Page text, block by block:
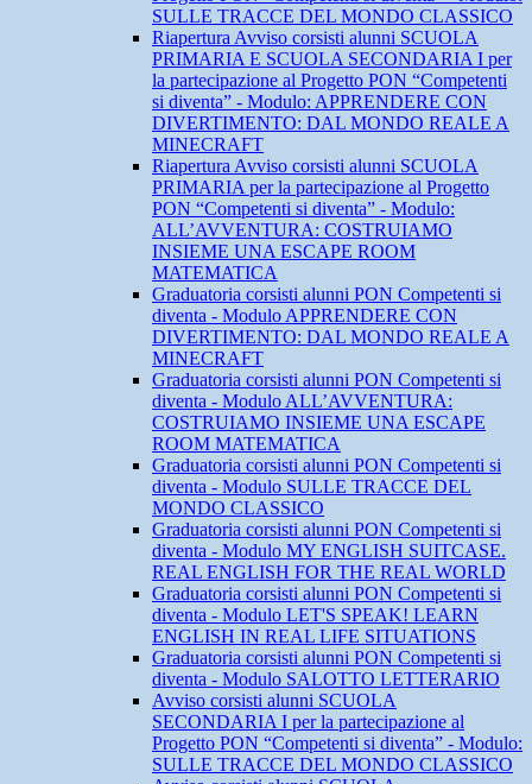
SULLE TRACCE DEL MONDO CLASSICO
Riapertura Avviso corsisti alunni SCUOLA
PRIMARIA E SCUOLA SECONDARIA I per
la partecipazione al Progetto PON “Competenti
si diventa” - Modulo: APPRENDERE CON
DIVERTIMENTO: DAL MONDO REALE A
MINECRAFT
Riapertura Avviso corsisti alunni SCUOLA
PRIMARIA per la partecipazione al Progetto
PON “Competenti si diventa” - Modulo:
ALL’AVVENTURA: COSTRUIAMO
INSIEME UNA ESCAPE ROOM
MATEMATICA
Graduatoria corsisti alunni PON Competenti si
diventa - Modulo APPRENDERE CON
DIVERTIMENTO: DAL MONDO REALE A
MINECRAFT
Graduatoria corsisti alunni PON Competenti si
diventa - Modulo ALL’AVVENTURA:
COSTRUIAMO INSIEME UNA ESCAPE
ROOM MATEMATICA
Graduatoria corsisti alunni PON Competenti si
diventa - Modulo SULLE TRACCE DEL
MONDO CLASSICO
Graduatoria corsisti alunni PON Competenti si
diventa - Modulo MY ENGLISH SUITCASE.
REAL ENGLISH FOR THE REAL WORLD
Graduatoria corsisti alunni PON Competenti si
diventa - Modulo LET'S SPEAK! LEARN
ENGLISH IN REAL LIFE SITUATIONS
Graduatoria corsisti alunni PON Competenti si
diventa - Modulo SALOTTO LETTERARIO
Avviso corsisti alunni SCUOLA
SECONDARIA I per la partecipazione al
Progetto PON “Competenti si diventa” - Modulo:
SULLE TRACCE DEL MONDO CLASSICO